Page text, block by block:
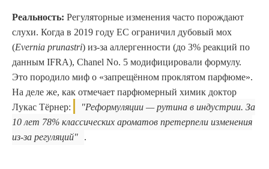
Реальность: Регуляторные изменения часто порождают
слухи. Когда в 2019 году ЕС ограничил дубовый мох
(Evernia prunastri) из-за аллергенности (до 3% реакций по
данным IFRA), Chanel No. 5 модифицировали формулу.
Это породило миф о «запрещённом проклятом парфюме».
На деле же, как отмечает парфюмерный химик доктор
Лукас Тёрнер:
Реформуляции — рутина в индустрии. За
10 лет 78% классических ароматов претерпели изменения
из-за регуляций
.